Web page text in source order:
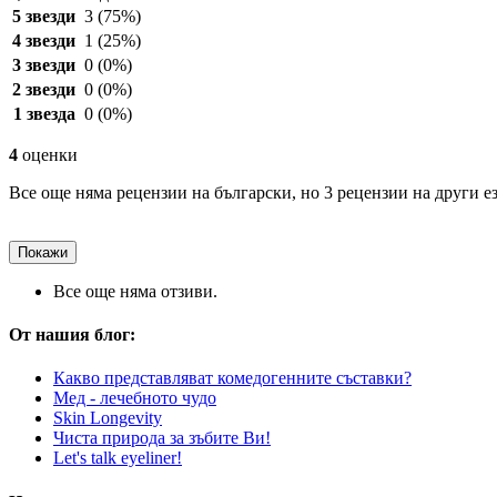
5 звезди 3 (75%)
4 звезди 1 (25%)
3 звезди 0 (0%)
2 звезди 0 (0%)
1 звезда 0 (0%)
4 оценки
Все още няма рецензии на български, но 3 рецензии на други
Покажи
Все още няма отзиви.
От нашия блог:
Какво представляват комедогенните съставки?
Мед - лечебното чудо
Skin Longevity
Чиста природа за зъбите Ви!
Let's talk eyeliner!